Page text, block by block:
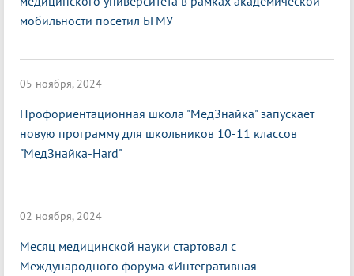
мобильности посетил БГМУ
05 ноября, 2024
Профориентационная школа "МедЗнайка" запускает
новую программу для школьников 10-11 классов
"МедЗнайка-Hard"
02 ноября, 2024
Месяц медицинской науки стартовал с
Международного форума «Интегративная